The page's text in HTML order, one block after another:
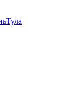
Тула